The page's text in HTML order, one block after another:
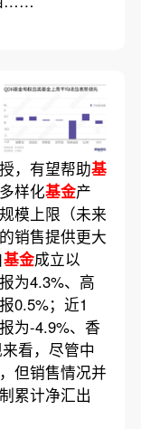
，有望帮助基
样化基金产
模上限（未来
销售提供更大
基金成立以
为4.3%、高
0.5%；近1
为-4.9%、香
看，尽管中
但销售情况并
累计净汇出